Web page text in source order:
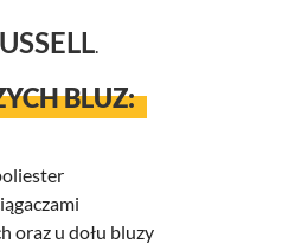
.
BLUZ:
oraz u dołu bluzy